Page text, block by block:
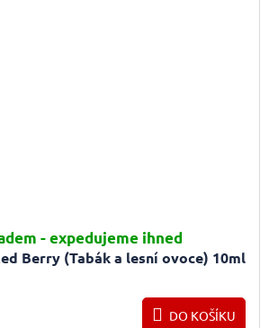
Berry (Tabák a lesní ovoce) 10ml
- expedujeme ihned
DO KOŠÍKU